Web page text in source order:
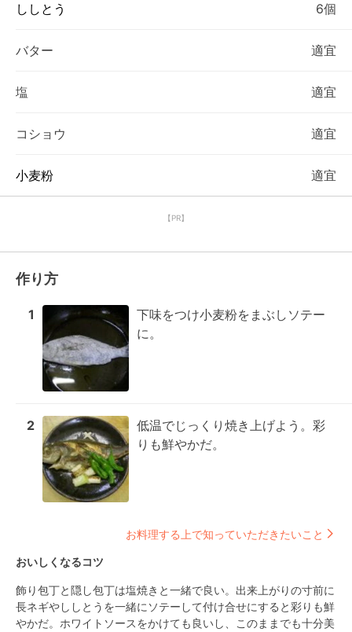
ししとう 6個
バター 適宜
塩 適宜
コショウ 適宜
小麦粉 適宜
【PR】
作り方
1
下味をつけ小麦粉をまぶしソテー
に。
2
低温でじっくり焼き上げよう。彩
りも鮮やかだ。
お料理する上で知っていただきたいこと
おいしくなるコツ
飾り包丁と隠し包丁は塩焼きと一緒で良い。出来上がりの寸前に
長ネギやししとうを一緒にソテーして付け合せにすると彩りも鮮
やかだ。ホワイトソースをかけても良いし、このままでも十分美